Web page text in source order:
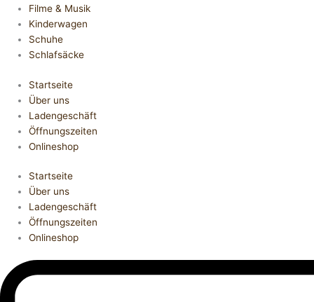
Filme & Musik
Kinderwagen
Schuhe
Schlafsäcke
Startseite
Über uns
Ladengeschäft
Öffnungszeiten
Onlineshop
Startseite
Über uns
Ladengeschäft
Öffnungszeiten
Onlineshop